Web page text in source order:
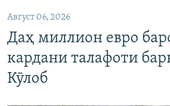
Август 06, 2026
Даҳ миллион евро
кардани талафоти
Кӯлоб